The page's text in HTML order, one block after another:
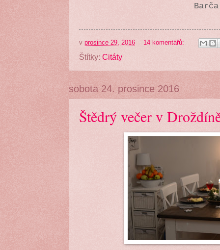
Barča
v prosince 29, 2016 14 komentářů:
Štítky: Citáty
sobota 24. prosince 2016
Štědrý večer v